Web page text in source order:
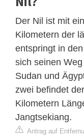
Der Nil ist mit
Kilometern der
entspringt in
sich seinen
Sudan und
zwei befindet
Kilometern
Jangtsekiang.
Antrag auf